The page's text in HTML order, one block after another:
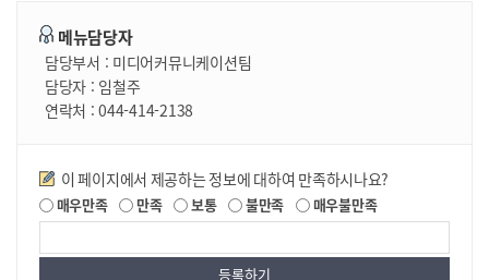
메뉴담당자
담당부서 : 미디어커뮤니케이션팀
담당자 : 임철주
연락처 :044-414-2138
만족도조사
이 페이지에서 제공하는 정보에 대하여 만족하시나요?
매우만족 만족 보통 불만족 매우불만족